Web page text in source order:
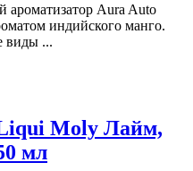
ароматизатор Aura Auto
индийского манго.
виды ...
Moly Лайм,
мл